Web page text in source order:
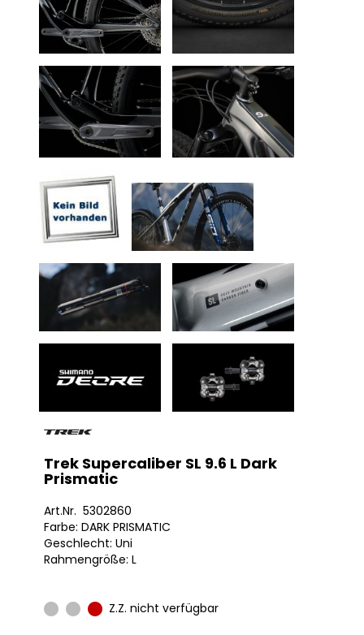
Trek Supercaliber SL 9.6 L Dark
Prismatic
Art.Nr. 5302860
Farbe: DARK PRISMATIC
Geschlecht: Uni
Rahmengröße: L
Z.Z. nicht verfügbar